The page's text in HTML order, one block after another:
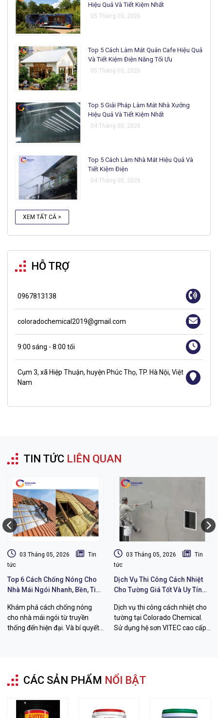
Hiệu Quả Và Tiết Kiệm Nhất
05 Tháng 05, 2026
Top 5 Cách Làm Mát Quán Cafe Hiệu Quả
Và Tiết Kiệm Điện Năng Tối Ưu
05 Tháng 05, 2026
Top 5 Giải Pháp Làm Mát Nhà Xưởng
Hiệu Quả Và Tiết Kiệm Nhất
04 Tháng 05, 2026
Top 5 Cách Làm Nhà Mát Hiệu Quả Và
Tiết Kiệm Điện
04 Tháng 05, 2026
XEM TẤT CẢ >
HỖ TRỢ
0967813138
coloradochemical2019@gmail.com
9:00 sáng - 8:00 tối
Cụm 3, xã Hiệp Thuận, huyện Phúc Thọ, TP. Hà Nội, Việt
Nam
TIN TỨC LIÊN QUAN
03 Tháng 05, 2026
Tin
tức
Top 6 Cách Chống Nóng Cho
Nhà Mái Ngói Nhanh, Bền, Tiết
Khám phá cách chống nóng
cho nhà mái ngói từ truyền
thống đến hiện đại. Và bí quyết
03 Tháng 05, 2026
Tin
tức
Dịch Vụ Thi Công Cách Nhiệt
Cho Tường Giá Tốt Và Uy Tín
Dịch vụ thi công cách nhiệt cho
tường tại Colorado Chemical.
Sử dụng hệ sơn VITEC cao cấp
CÁC SẢN PHẨM NỔI BẬT